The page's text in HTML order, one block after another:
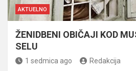
AKTUELNO
ŽENIDBENI OBIČAJI KOD
SELU
1 sedmica ago Redakcija